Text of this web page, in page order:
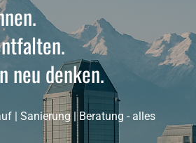
neu denken.
| Sanierung | Beratung - alles